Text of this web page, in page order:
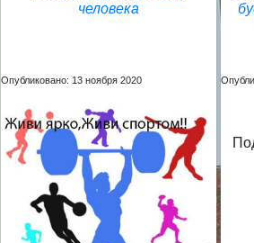
человека
Опубликовано: 13 ноября 2020